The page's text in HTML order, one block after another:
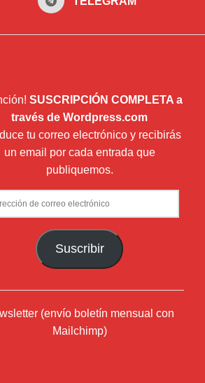
SUSCRIPCIÓN COMPLETA a
través de Wordpress.com
tu correo electrónico y recibirás
un email por cada entrada que
publiquemos.
Suscribir
(envío boletín mensual con
Mailchimp)